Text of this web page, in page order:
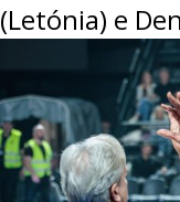
(Letónia) e